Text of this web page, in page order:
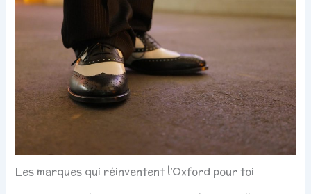
Les marques qui réinventent l’Oxford pour toi